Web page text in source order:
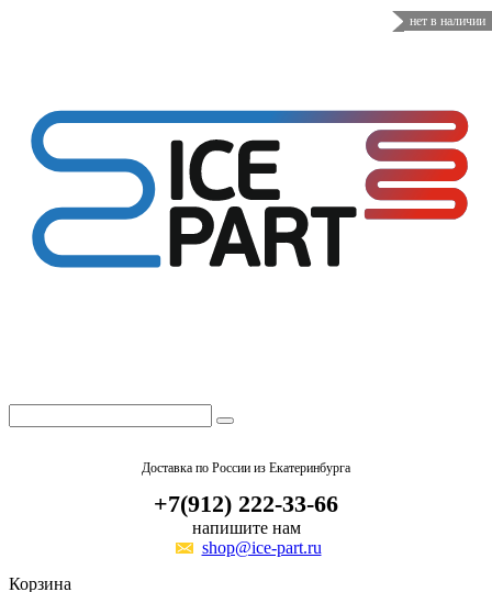
Доставка по России из Екатеринбурга
+7(912) 222-33-66
напишите нам
shop@ice-part.ru
Корзина
нет в наличии